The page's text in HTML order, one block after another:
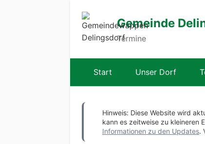
Gemeinde
Termine
Start Unser Dorf
Hinweis: Diese Website wird
kann es zeitweise zu kleineren
Informationen zu den Updates.